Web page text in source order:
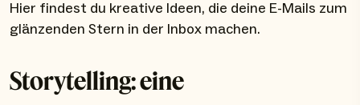
Hier findest du kreative Ideen, die deine E-Mails zum
glänzenden Stern in der Inbox machen.
Storytelling: eine